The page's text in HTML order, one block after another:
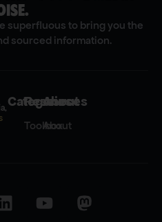
superfluous to bring you the
sourced information.
Categories
Resources
Toolbox
About
About